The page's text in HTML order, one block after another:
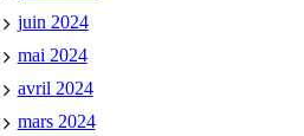
juin 2024
mai 2024
avril 2024
mars 2024